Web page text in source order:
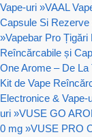
Vape-uri »VAAL
Capsule Si Rezerve
»Vapebar Pro
Reîncărcabile și
One Arome – De
Kit de Vape
Electronice & Vape-
uri »VUSE GO
0 mg »VUSE PRO